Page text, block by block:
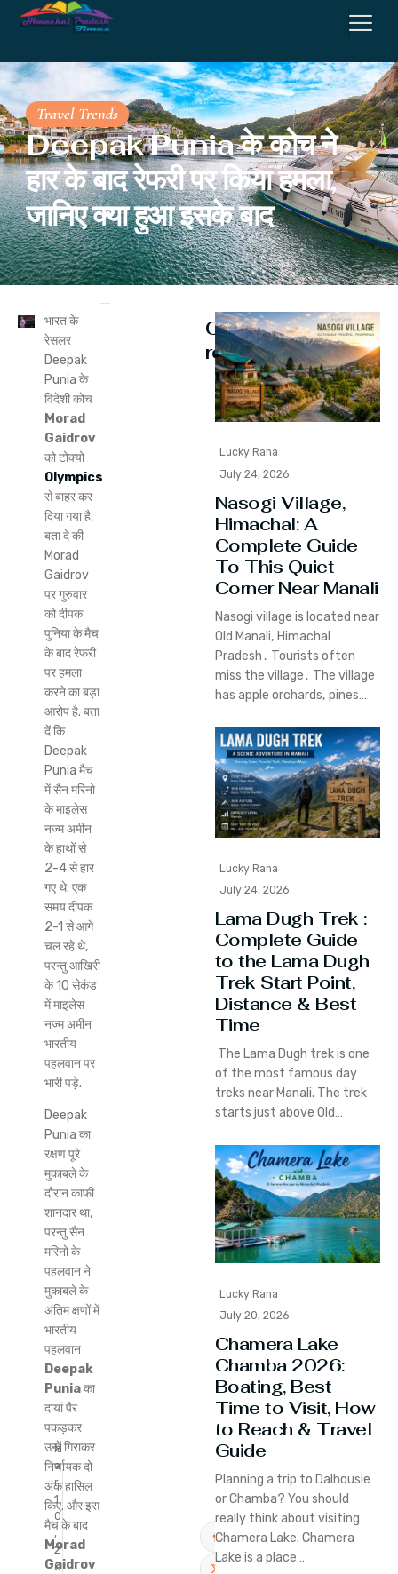
Travel Trends
Deepak Punia के कोच ने
हार के बाद रेफरी पर किया हमला,
जानिए क्या हुआ इसके बाद
M
a
r
1
0
,
2
0
भारत के
रेसलर
Deepak
Punia के
विदेशी कोच
Morad
Gaidrov
को टोक्यो
Olympics
से बाहर कर
दिया गया है.
बता दे की
Morad
Gaidrov
पर गुरुवार
को दीपक
पुनिया के मैच
के बाद रेफरी
पर हमला
करने का बड़ा
आरोप है. बता
दें कि
Deepak
Punia मैच
में सैन मरिनो
के माइलेस
नज्म अमीन
के हाथों से
2-4 से हार
गए थे. एक
समय दीपक
2-1 से आगे
चल रहे थे,
परन्तु आखिरी
के 10 सेकंड
में माइलेस
नज्म अमीन
भारतीय
पहलवान पर
भारी पड़े.
Deepak
Punia का
रक्षण पूरे
मुकाबले के
दौरान काफी
शानदार था,
परन्तु सैन
मरिनो के
पहलवान ने
मुकाबले के
अंतिम क्षणों में
भारतीय
पहलवान
Deepak
Puniaका
दायां पैर
पकड़कर
उन्हें गिराकर
निर्णायक दो
अंक हासिल
किए. और इस
मैच के बाद
Morad
Gaidrov
Continue
reading
Lucky Rana
July 24, 2026
Nasogi Village,
Himachal: A
Complete Guide
To This Quiet
Corner Near Manali
Nasogi village is located near
Old Manali‚ Himachal
Pradesh․ Tourists often
miss the village․ The village
has apple orchards‚ pines…
Lucky Rana
July 24, 2026
Lama Dugh Trek :
Complete Guide
to the Lama Dugh
Trek Start Point,
Distance & Best
Time
The Lama Dugh trek is one
of the most famous day
treks near Manali. The trek
starts just above Old…
Lucky Rana
July 20, 2026
Chamera Lake
Chamba 2026:
Boating, Best
Time to Visit, How
to Reach & Travel
Guide
Planning a trip to Dalhousie
or Chamba? You should
really think about visiting
Chamera Lake. Chamera
Lake is a place…